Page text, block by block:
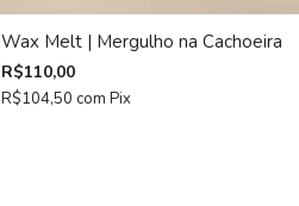
Wax Melt | Mergulho na Cachoeira
R$110,00
R$104,50 com Pix